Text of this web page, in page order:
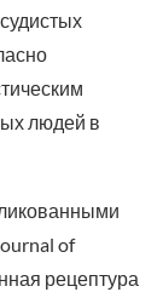
людей в
of
рецептура